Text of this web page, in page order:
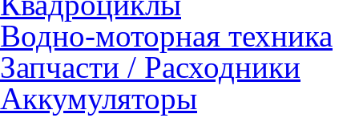
Водно-моторная техника
Запчасти / Расходники
Аккумуляторы